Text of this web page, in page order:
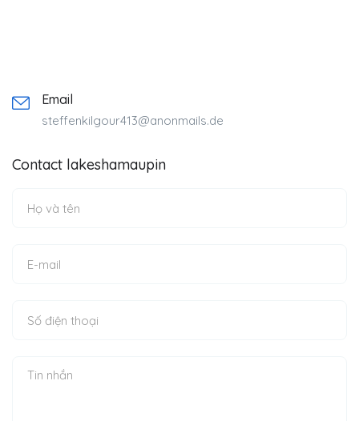
Email
steffenkilgour413@anonmails.de
Contact lakeshamaupin